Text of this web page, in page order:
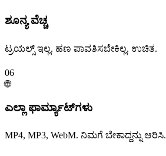
ಶೂನ್ಯ ವೆಚ್ಚ
ಟ್ರಯಲ್ಸ್ ಇಲ್ಲ. ಹಣ ಪಾವತಿಸಬೇಕಿಲ್ಲ. ಉಚಿತ.
06
🌐
ಎಲ್ಲಾ ಫಾರ್ಮ್ಯಾಟ್‌ಗಳು
MP4, MP3, WebM. ನಿಮಗೆ ಬೇಕಾದ್ದನ್ನು ಆರಿಸಿ.